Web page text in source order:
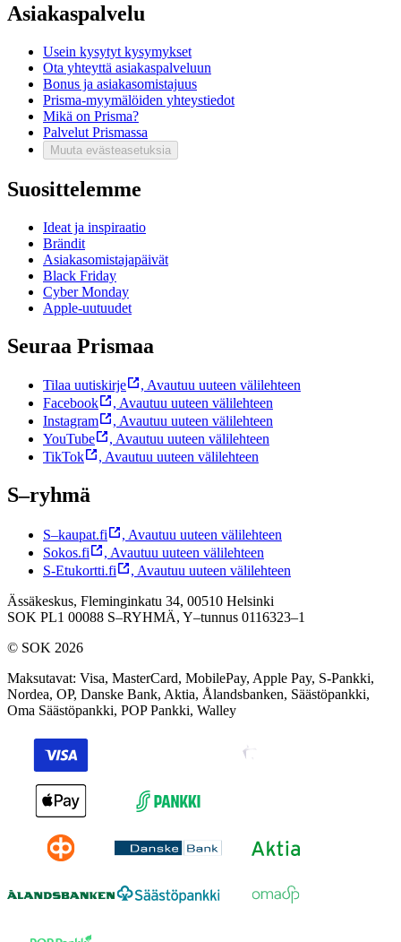
Asiakaspalvelu
Usein kysytyt kysymykset
Ota yhteyttä asiakaspalveluun
Bonus ja asiakasomistajuus
Prisma-myymälöiden yhteystiedot
Mikä on Prisma?
Palvelut Prismassa
Muuta evästeasetuksia
Suosittelemme
Ideat ja inspiraatio
Brändit
Asiakasomistajapäivät
Black Friday
Cyber Monday
Apple-uutuudet
Seuraa Prismaa
Tilaa uutiskirje , Avautuu uuteen välilehteen
Facebook
, Avautuu uuteen välilehteen
Instagram
, Avautuu uuteen välilehteen
YouTube
, Avautuu uuteen välilehteen
TikTok
, Avautuu uuteen välilehteen
S–ryhmä
S–kaupat.fi , Avautuu uuteen välilehteen
Sokos.fi
, Avautuu uuteen välilehteen
S-Etukortti.fi
, Avautuu uuteen välilehteen
Ässäkeskus, Fleminginkatu 34, 00510 Helsinki
SOK PL1 00088 S–RYHMÄ, Y–tunnus 0116323–1
© SOK 2026
Maksutavat: Visa, MasterCard, MobilePay, Apple Pay, S-Pankki,
Nordea, OP, Danske Bank, Aktia, Ålandsbanken, Säästöpankki,
Oma Säästöpankki, POP Pankki, Walley